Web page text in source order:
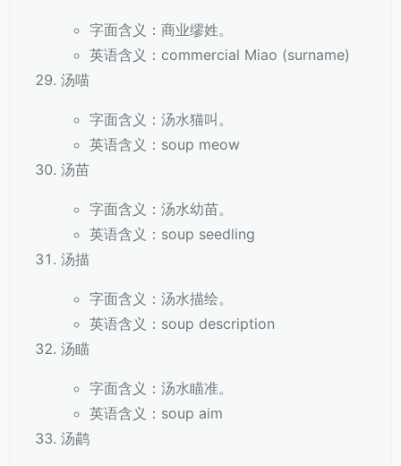
字面含义：商业缪姓。
英语含义：commercial Miao (surname)
汤喵
字面含义：汤水猫叫。
英语含义：soup meow
汤苗
字面含义：汤水幼苗。
英语含义：soup seedling
汤描
字面含义：汤水描绘。
英语含义：soup description
汤瞄
字面含义：汤水瞄准。
英语含义：soup aim
汤鹋